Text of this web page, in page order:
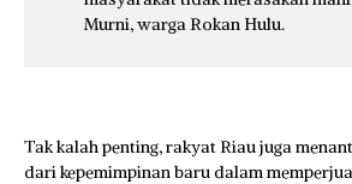
Murni, warga Rokan Hulu.
Tak kalah penting, rakyat Riau juga
dari kepemimpinan baru dalam